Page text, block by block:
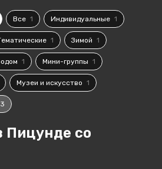
Все 1 Индивидуальные 1
1 Зимой 1
1 Мини-группы 1
Музеи и искусство 1
Пицунде со